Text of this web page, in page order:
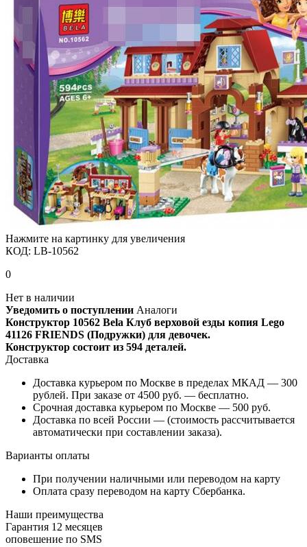
Нажмите на картинку для увеличения
КОД: LB-10562
0
Нет в наличии
Уведомить о поступлении Аналоги
Конструктор 10562 Bela Клуб верховой езды копия Lego
41126 FRIENDS (Подружки) для девочек.
Конструктор состоит из 594 деталей.
Доставка
Доставка курьером по Москве в пределах МКАД — 300
рублей. При заказе от 4500 руб. — бесплатно.
Срочная доставка курьером по Москве — 500 руб.
Доставка по всей России — (стоимость рассчитывается
автоматически при составлении заказа).
Варианты оплаты
При получении наличными или переводом на карту
Оплата сразу переводом на карту Сбербанка.
Наши преимущества
Гарантия 12 месяцев
оповешение по SMS